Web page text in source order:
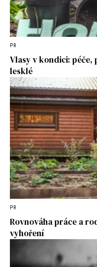
PR
Vlasy v kondici:
lesklé
PR
Rovnováha práce a
vyhoření